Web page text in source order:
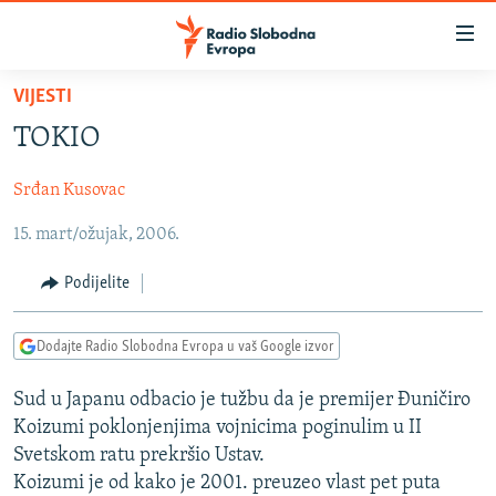
Pređite
glavni
Pređite
na
navigaciju
Pređite
na
pretragu
SRBIJA
KOSOVO
CRNA GORA
VIZUELNO
VIDEO
FOTOGALERIJE
INFOGRAFIKE
PODCASTI
RAT U UKRAJINI
KINA NA BALKANU
RSE PRIČE IZ SVIJETA
VIJESTI
TOKIO
Srđan Kusovac
15. mart/ožujak, 2006.
Podijelite
Dodajte Radio Slobodna Evropa u vaš Google izvor
Sud u Japanu odbacio je tužbu da je premijer Đuničiro
Koizumi poklonjenjima vojnicima poginulim u II
Svetskom ratu prekršio Ustav.
Koizumi je od kako je 2001. preuzeo vlast pet puta